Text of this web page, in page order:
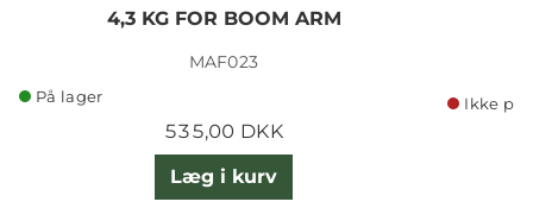
4,3 KG FOR BOOM ARM
MAF023
På lager
535,00 DKK
Læg i kurv
Ikke på